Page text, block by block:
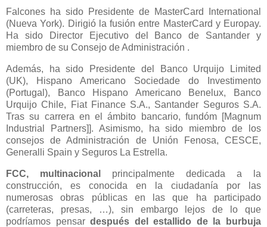
Falcones ha sido Presidente de MasterCard International
(Nueva York). Dirigió la fusión entre MasterCard y Europay.
Ha sido Director Ejecutivo del
Banco de Santander y
miembro de su Consejo de Administración .
Además, ha sido Presidente del Banco Urquijo Limited
(UK), Hispano Americano Sociedade do Investimento
(Portugal), Banco Hispano Americano Benelux, Banco
Urquijo Chile, Fiat Finance S.A., Santander Seguros S.A.
Tras su carrera en el ámbito bancario, fundóm [Magnum
Industrial Partners]]. Asimismo, ha sido miembro de los
consejos de Administración de Unión Fenosa, CESCE,
Generalli Spain y Seguros La Estrella.
FCC, multinacional
principalmente dedicada a la
construcción, es conocida en la ciudadanía por las
numerosas obras públicas en las que ha participado
(carreteras, presas, …), sin embargo lejos de lo que
podríamos pensardespués del estallido de la burbuja